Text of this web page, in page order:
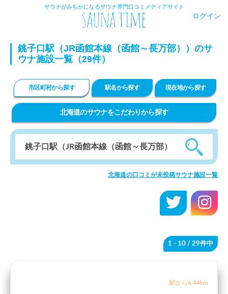
サウナがみぢかになるサウナ専門口コミメディアサイト
ログイン
銚子口駅（JR函館本線（函館～長万部））のサ
ウナ施設一覧（29件）
市区町村から探す 駅名から探す 現在地から探す
北海道のサウナをこだわりから探す
北海道の口コミが未投稿サウナ施設一覧
1 - 10 / 29件中
駅から6.44km